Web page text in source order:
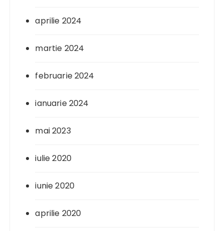
aprilie 2024
martie 2024
februarie 2024
ianuarie 2024
mai 2023
iulie 2020
iunie 2020
aprilie 2020